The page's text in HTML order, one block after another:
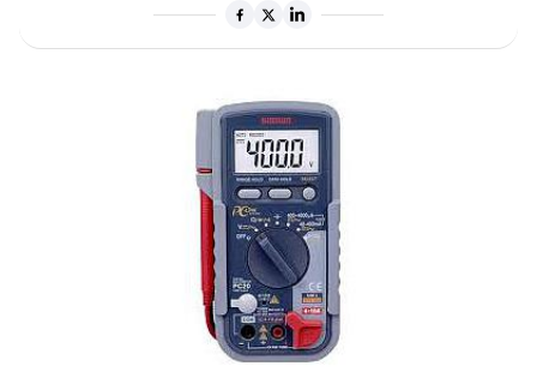
trở và điện dung, cùng với các tính năng như kiểm tra